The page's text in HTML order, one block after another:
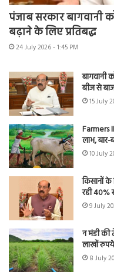
पंजाब सरकार बागवानी
बढ़ाने के लिए प्रतिबद्ध
24 July 2026 - 1:45 PM
बागवानी
बीज से
15 July
Farmers
लाभ,
10 July
किसानों
रही 40%
9 July
न मंडी
लाखों रुपये
8 July